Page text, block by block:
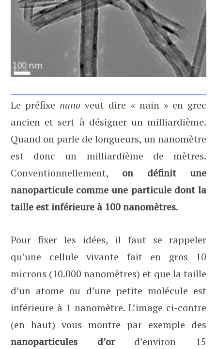
Le préfixe nano veut dire « nain » en grec
ancien et sert à désigner un milliardième.
Quand on parle de longueurs, un nanomètre
est donc un milliardième de mètres.
Conventionnellement, on définit une
nanoparticule comme une particule dont la
taille est inférieure à 100 nanomètres.
Pour fixer les idées, il faut se rappeler
qu’une cellule vivante fait en gros 10
microns (10.000 nanomètres) et que la taille
d’un atome ou d’une petite molécule est
inférieure à 1 nanomètre. L’image ci-contre
(en haut) vous montre par exemple des
nanoparticules d’ord’environ 15